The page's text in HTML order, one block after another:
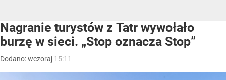
Nagranie turystów z Tatr wywołało
burzę w sieci. „Stop oznacza Stop”
Dodano:wczoraj 15:11